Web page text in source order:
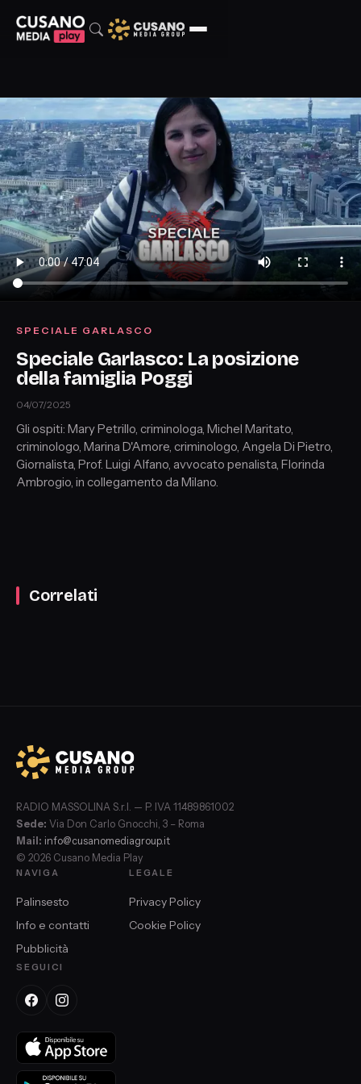
SPECIALE GARLASCO
Speciale Garlasco: La posizione
della famiglia Poggi
04/07/2025
Gli ospiti: Mary Petrillo, criminologa, Michel Maritato,
criminologo, Marina D'Amore, criminologo, Angela Di Pietro,
Giornalista, Prof. Luigi Alfano, avvocato penalista, Florinda
Ambrogio, in collegamento da Milano.
Correlati
RADIO MASSOLINA S.r.l. — P. IVA 11489861002
Sede: Via Don Carlo Gnocchi, 3 – Roma
Mail: info@cusanomediagroup.it
© 2026 Cusano Media Play
NAVIGA
Palinsesto
Info e contatti
Pubblicità
LEGALE
Privacy Policy
Cookie Policy
SEGUICI